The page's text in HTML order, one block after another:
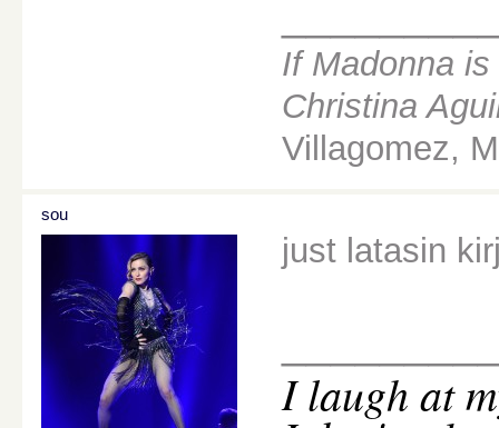
If Madonna
Christina
Villagomez,
sou
just latasin
Ilaugh at